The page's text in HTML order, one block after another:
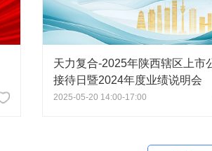
。活动主办方欢迎投资者的广泛意见，但为共
他人的、辱骂性的、攻击性的、缺乏事实依据
进行删除，网络系统记录有可能作为用户违反
天力复合-2025年陕西辖区上市
接待日暨2024年度业绩说明会
2025-05-20 14:00-17:00